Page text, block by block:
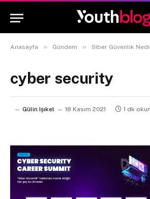
Anasayfa » Gündem » Siber Güvenlik Nedir? Siber
cyber security
Gülin Işıkel 18 Kasım 2021 1 dk